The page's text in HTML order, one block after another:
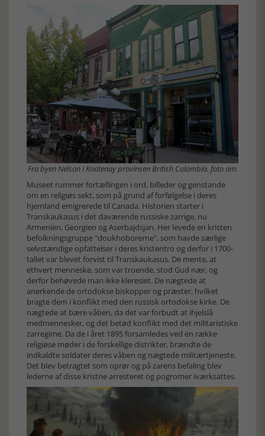
Fra byen Nelson i Kootenay provinsen British Colombia. foto om.
Museet rummer fortællingen i ord, billeder og genstande
om en religiøs sekt, som på grund af forfølgelse i deres
hjemland emigrerede til Canada. Historien starter i
Transkaukasus i det daværende russiske zarrige, nu
Armenien, Georgien og Aserbajdsjan. Her levede en kristen
befolkningsgruppe "doukhoborerne", som havde særlige
selvstændige opfattelser i deres kristentro og derfor i 1700-
tallet var blevet forvist til Transkaukasus. De mente, at
ethvert menneske, som var troende, stod Gud nær, og
derfor behøvede man ikke kleresiet. De nægtede at
anerkende de ortodokse biskopper og præster, hvilket
bragte dem i konflikt med den russisk ortodokse kirke. De
nægtede at bære våben, da det var forbudt at ihjelslå
medmennesker, og det betød konflikt med det militaristiske
zarregime. Da de i året 1895 forsamledes ved en række
religiøse møder i de forskellige distrikter, brændte de
indkaldte soldater deres våben og nægtede militærtjeneste.
Det blev betragtet som oprør og på zarens befaling blev
lederne af disse kristne arresteret og pogromer iværksattes.